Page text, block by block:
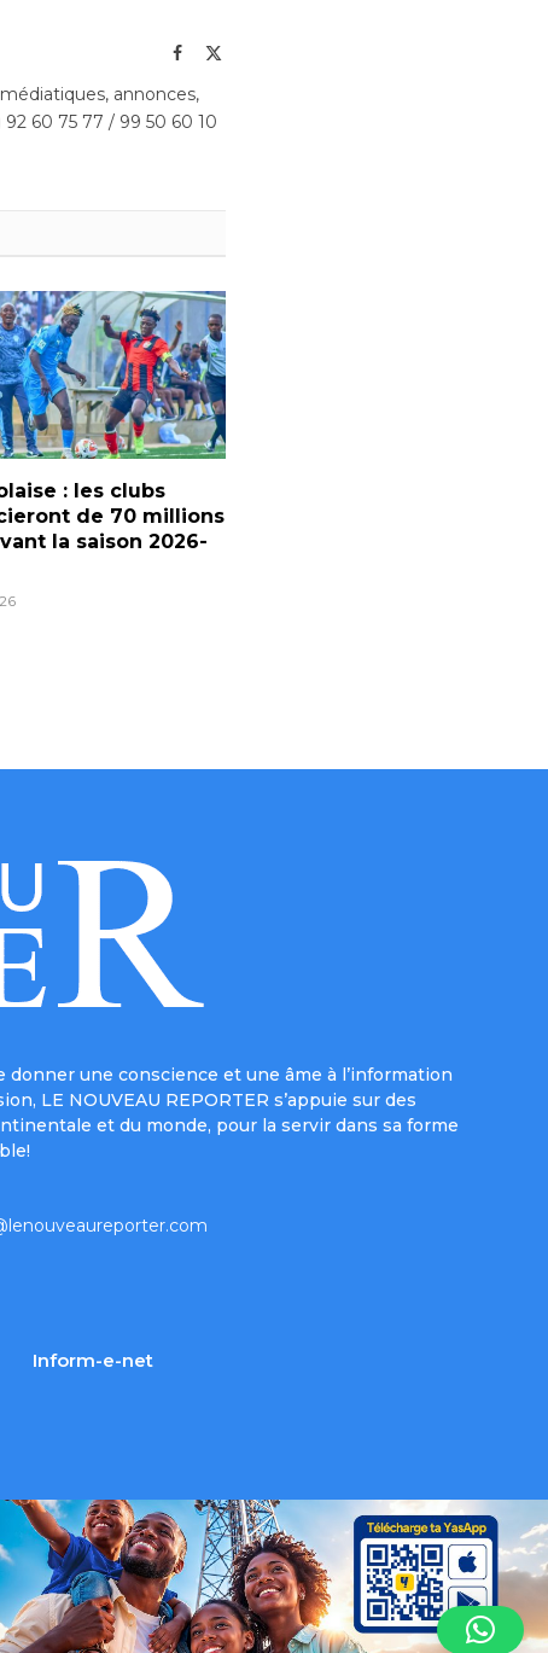
Facebook
annonces,
60 75 77 / 99 50 60 10
: les clubs
de 70 millions
la saison 2026-
donner une conscience et une âme à l’information
LE NOUVEAU REPORTER s’appuie sur des
et du monde, pour la servir dans sa forme
Inform-e-net